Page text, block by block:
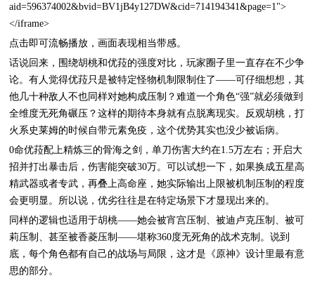
aid=596374002&bvid=BV1jB4y127DW&cid=714194341&page=1">
</iframe>
点击即可流畅播放，画面表现相当带感。
话说回来，围绕胡桃和优菈的强度对比，玩家圈子里一直存在不少争
论。有人觉得优菈只是被特定怪物机制限制住了——可仔细想想，其
他几十种敌人不也同样对她构成压制？难道一个角色“强”就必须做到
全维度无死角碾压？这样的期待本身就有点脱离现实。反观胡桃，打
火系史莱姆的时候自带元素免疫，这个优势其实也没少被诟病。
0命优菈配上精炼三的骨海之剑，单刀伤害大约在1.5万左右；开启大
招并打出暴击后，伤害能突破30万。可以试想一下，如果换成五星高
精武器或者专武，再叠上高命座，她实际输出上限被机制压制的程度
会更明显。所以说，优劣往往是在特定场景下才显现出来的。
同样的逻辑也适用于胡桃——她会被宵宫压制、被迪卢克压制、被可
莉压制、甚至被香菱压制——堪称360度无死角的战术克制。说到
底，每个角色都有自己的战场与局限，这才是《原神》设计里最有意
思的部分。